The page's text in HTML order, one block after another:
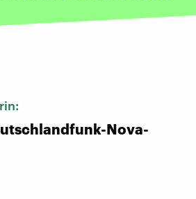
Nova-